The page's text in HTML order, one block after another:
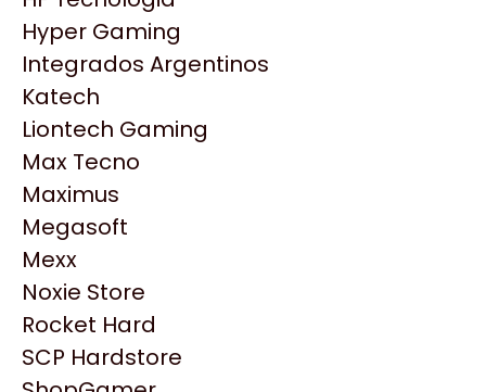
INNO3D
Intel
Kingston
Lenovo
Logitech
MSI
NVIDIA GeForce
NZXT
PNY
Palit
Philips
PowerColor
Hyper Gaming
Integrados Argentinos
Katech
Liontech Gaming
Max Tecno
Maximus
Megasoft
Mexx
Noxie Store
Rocket Hard
SCP Hardstore
Productos
Similares
Explorá más productos similares